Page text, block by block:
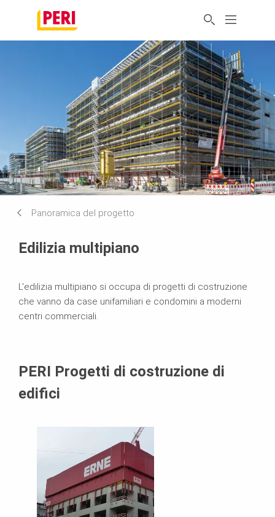
Panoramica del progetto
Edilizia multipiano
L'edilizia multipiano si occupa di progetti di costruzione
che vanno da case unifamiliari e condomini a moderni
centri commerciali.
PERI Progetti di costruzione di
edifici